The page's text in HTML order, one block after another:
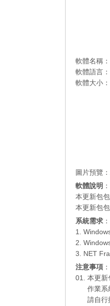
軟體名稱
軟體語言
軟體大小
圖片預覽：
軟體說明 ：
本更新包
本更新包
系統需求 ：
1.
2.
3. NET
注意事項 ：
01. 本更新
作業系
請自行